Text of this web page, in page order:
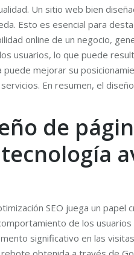
Un sitio web bien
Esto es esencial para
online de un negocio,
usuarios, lo que puede
puede mejorar su
En resumen, el
de
SEO juega un papel
de los
significativo en las